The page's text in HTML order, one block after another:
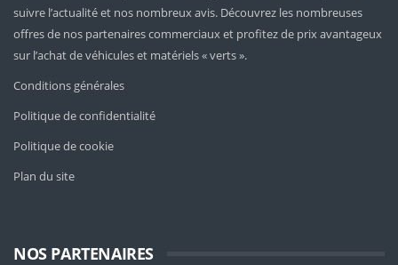
suivre l’actualité et nos nombreux avis. Découvrez les nombreuses
offres de nos partenaires commerciaux et profitez de prix avantageux
sur l’achat de véhicules et matériels « verts ».
Conditions générales
Politique de confidentialité
Politique de cookie
Plan du site
NOS PARTENAIRES